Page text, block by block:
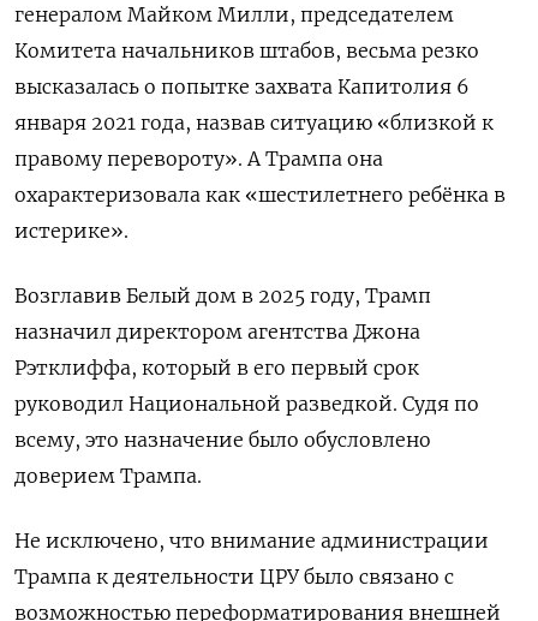
генералом Майком Милли, председателем
Комитета начальников штабов, весьма резко
высказалась о попытке захвата Капитолия 6
января 2021 года, назвав ситуацию «близкой к
правому перевороту». А Трампа она
охарактеризовала как «шестилетнего ребёнка в
истерике».
Возглавив Белый дом в 2025 году, Трамп
назначил директором агентства Джона
Рэтклиффа, который в его первый срок
руководил Национальной разведкой. Судя по
всему, это назначение было обусловлено
доверием Трампа.
Не исключено, что внимание администрации
Трампа к деятельности ЦРУ было связано с
возможностью переформатирования внешней